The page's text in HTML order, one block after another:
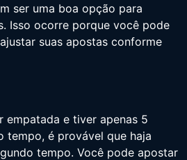
ser uma boa opção para
Isso ocorre porque você pode
suas apostas conforme
empatada e tiver apenas 5
tempo, é provável que haja
tempo. Você pode apostar